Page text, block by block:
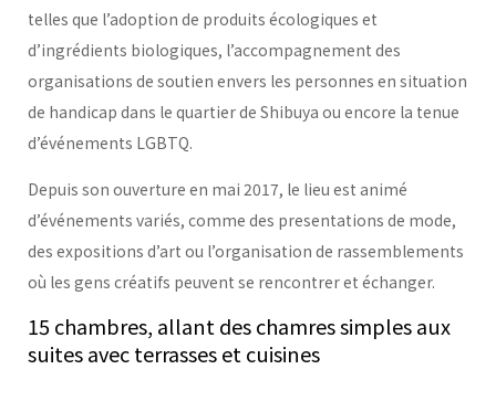
telles que l’adoption de produits écologiques et
d’ingrédients biologiques, l’accompagnement des
organisations de soutien envers les personnes en situation
de handicap dans le quartier de Shibuya ou encore la tenue
d’événements LGBTQ.
Depuis son ouverture en mai 2017, le lieu est animé
d’événements variés, comme des presentations de mode,
des expositions d’art ou l’organisation de rassemblements
où les gens créatifs peuvent se rencontrer et échanger.
15 chambres, allant des chamres simples aux
suites avec terrasses et cuisines